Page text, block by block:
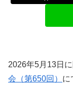
2026年5月13日
会（第650回） に